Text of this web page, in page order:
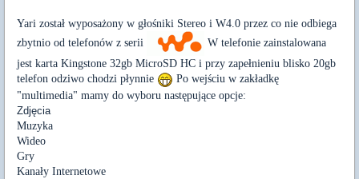
Yari został wyposażony w głośniki Stereo i W4.0 przez co nie odbiega
zbytnio od telefonów z serii
W telefonie zainstalowana
jest karta Kingstone 32gb MicroSD HC i przy zapełnieniu blisko 20gb
telefon odziwo chodzi płynnie
Po wejściu w zakładkę
"multimedia" mamy do wyboru następujące opcje:
Zdjęcia
Muzyka
Wideo
Gry
Kanały Internetowe